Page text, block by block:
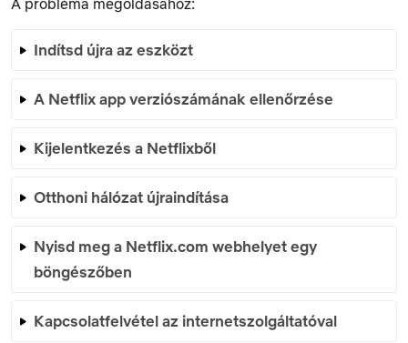
Indítsd újra az eszközt
A Netflix app verziószámának ellenőrzése
Kijelentkezés a Netflixből
Otthoni hálózat újraindítása
Nyisd meg a Netflix.com webhelyet egy
böngészőben
Kapcsolatfelvétel az internetszolgáltatóval